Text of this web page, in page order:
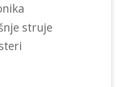
struje